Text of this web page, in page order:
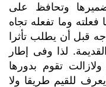
وتحافظ على
وما تفعله تجاه
قبل أن يطلب تأثرا
لذا وفى إطار
تقوم بدورها
يعرف للقيم طريقا ولا